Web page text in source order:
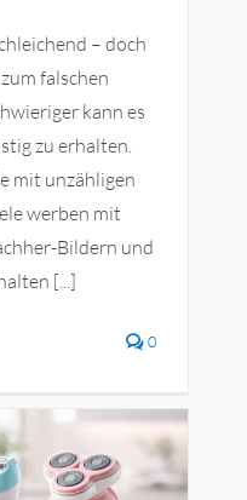
– doch
falschen
kann es
zu erhalten.
mit unzähligen
werben mit
Bildern und
[...]
0